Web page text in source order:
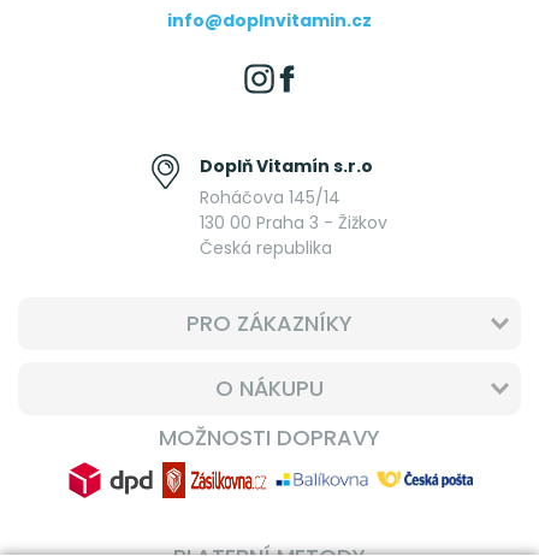
info@doplnvitamin.cz
Doplň Vitamín s.r.o
Roháčova 145/14
130 00 Praha 3 - Žižkov
Česká republika
PRO ZÁKAZNÍKY
O NÁKUPU
MOŽNOSTI DOPRAVY